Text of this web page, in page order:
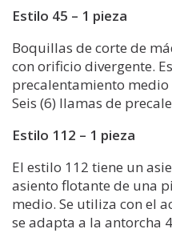
Estilo 45 – 1 pieza
Boquillas de corte de
con orificio divergente.
precalentamiento
Seis (6) llamas de
Estilo 112 – 1 pieza
El estilo 112 tiene un
asiento flotante de una
medio. Se utiliza con el
se adapta a la antorcha